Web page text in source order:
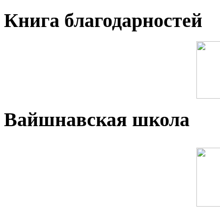
Книга благодарностей
Вайшнавская школа